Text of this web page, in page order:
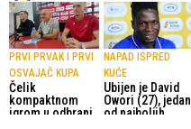
PRVI PRVAK I PRVI
OSVAJAČ KUPA
Čelik
kompaktnom
igrom u odbrani
NAPAD ISPRED
KUĆE
Ubijen je David
Owori (27), jedan
od najboljih